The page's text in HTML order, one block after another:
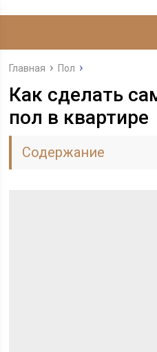
Главная Пол
Как сделать
пол в квартире
Содержание